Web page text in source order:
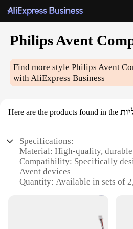
Philips Avent
Find more stylePhilips Avent
with AliExpress Business
Here are the products found in the
Specifications:
Material: High-quality,
Compatibility: Specifically
Avent devices
Quantity: Available in sets of
Certification: CE and RoHS